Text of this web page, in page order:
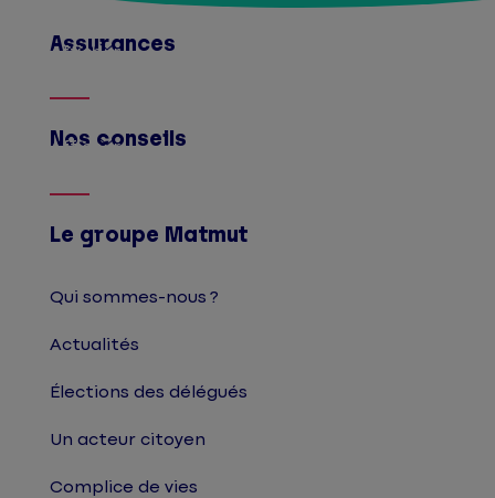
Assurances
Afficher
Nos conseils
Afficher
Le groupe Matmut
Qui sommes-nous ?
Actualités
Élections des délégués
Un acteur citoyen
Complice de vies